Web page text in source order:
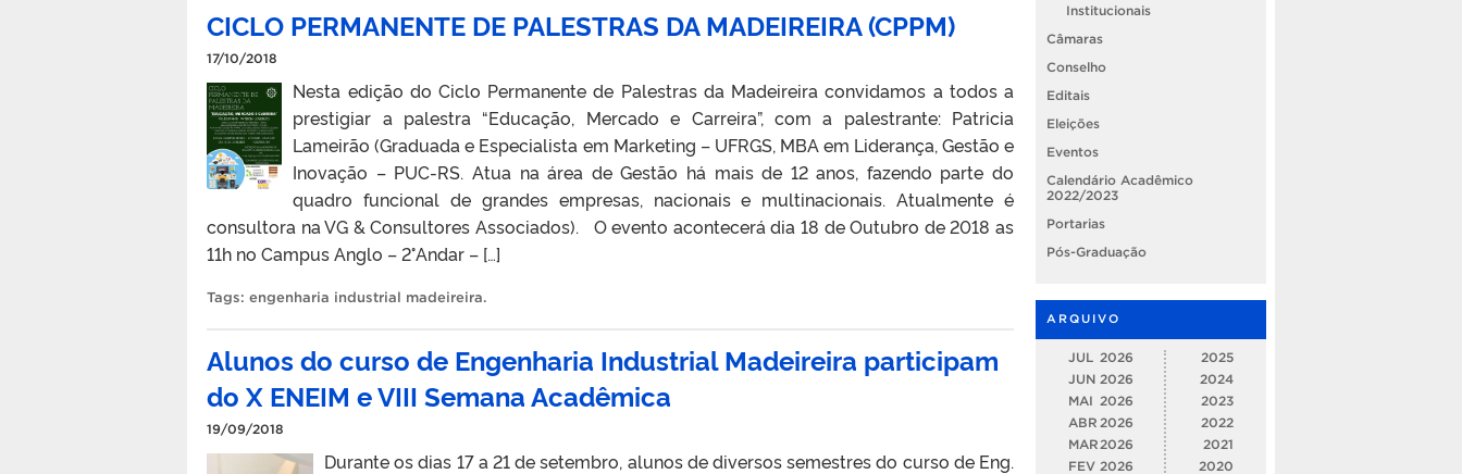
CICLO PERMANENTE DE PALESTRAS DA MADEIREIRA (CPPM)
17/10/2018
Nesta edição do Ciclo Permanente de Palestras da Madeireira convidamos a todos a
prestigiar a palestra “Educação, Mercado e Carreira”, com a palestrante: Patricia
Lameirão (Graduada e Especialista em Marketing – UFRGS, MBA em Liderança, Gestão e
Inovação – PUC-RS. Atua na área de Gestão há mais de 12 anos, fazendo parte do
quadro funcional de grandes empresas, nacionais e multinacionais. Atualmente é
consultora na VG & Consultores Associados). O evento acontecerá dia 18 de Outubro de 2018 as
11h no Campus Anglo – 2°Andar – […]
Tags: engenharia industrial madeireira.
Alunos do curso de Engenharia Industrial Madeireira participam
do X ENEIM e VIII Semana Acadêmica
19/09/2018
Durante os dias 17 a 21 de setembro, alunos de diversos semestres do curso de Eng.
Institucionais
Câmaras
Conselho
Editais
Eleições
Eventos
Calendário Acadêmico
2022/2023
Portarias
Pós-Graduação
ARQUIVO
JUL 2026
JUN 2026
MAI
2026
ABR 2026
MAR 2026
FEV 2026
2025
2024
2023
2022
2021
2020